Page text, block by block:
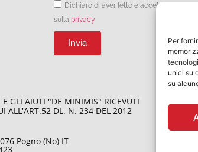
Per
unici su
su
Dichiaro di aver letto e accettato le
sulla privacy
Invia
GLI AIUTI "DE MINIMIS" RICEVUTI
ALL'ART.52 DL. N. 234 DEL 2012
Pogno (No) IT